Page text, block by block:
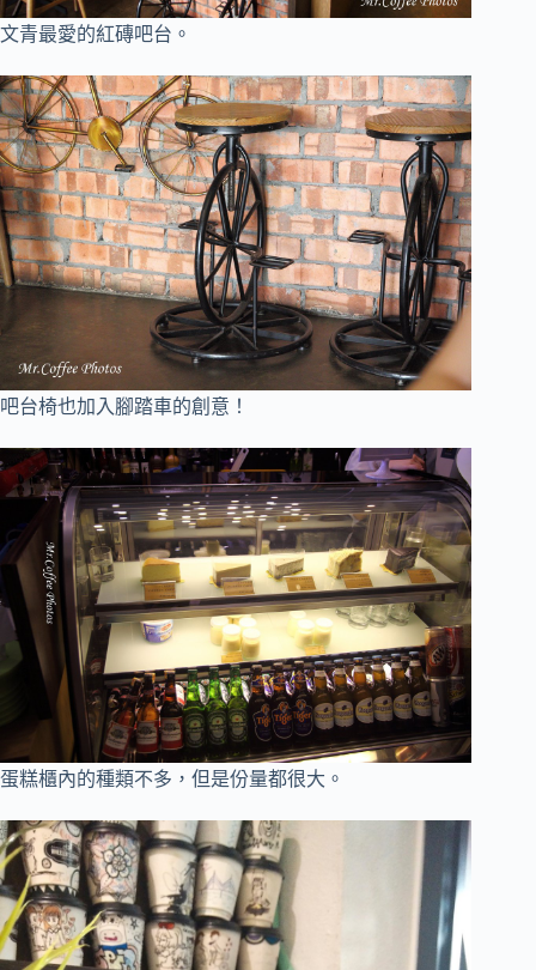
文青最愛的紅磚吧台。
吧台椅也加入腳踏車的創意！
蛋糕櫃內的種類不多，但是份量都很大。